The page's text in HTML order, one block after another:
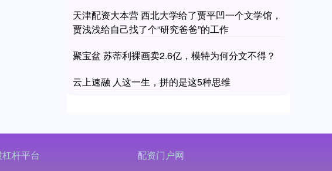
天津配资大本营 西北大学给了贾平凹一个文学馆，
贾浅浅给自己找了个“研究爸爸”的工作
聚宝盆 苏蒂利裸画卖2.6亿，模特为何分文不得？
云上速融 人这一生，拼的是这5种思维
杆平台 配资门户网